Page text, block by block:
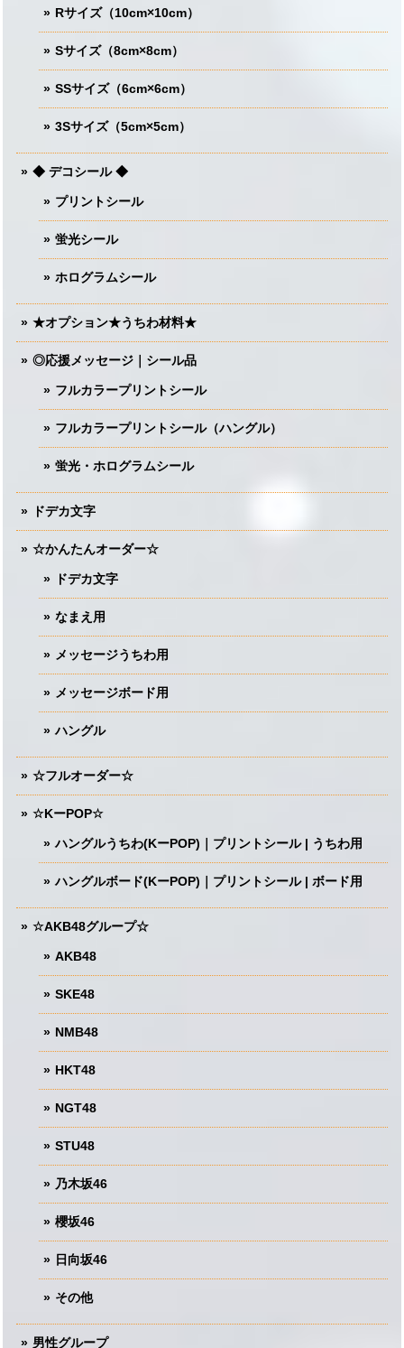
Rサイズ（10cm×10cm）
Sサイズ（8cm×8cm）
SSサイズ（6cm×6cm）
3Sサイズ（5cm×5cm）
◆ デコシール ◆
プリントシール
蛍光シール
ホログラムシール
★オプション★うちわ材料★
◎応援メッセージ｜シール品
フルカラープリントシール
フルカラープリントシール（ハングル）
蛍光・ホログラムシール
ドデカ文字
☆かんたんオーダー☆
ドデカ文字
なまえ用
メッセージうちわ用
メッセージボード用
ハングル
☆フルオーダー☆
☆KーPOP☆
ハングルうちわ(KーPOP)｜プリントシール | うちわ用
ハングルボード(KーPOP)｜プリントシール | ボード用
☆AKB48グループ☆
AKB48
SKE48
NMB48
HKT48
NGT48
STU48
乃木坂46
櫻坂46
日向坂46
その他
男性グループ